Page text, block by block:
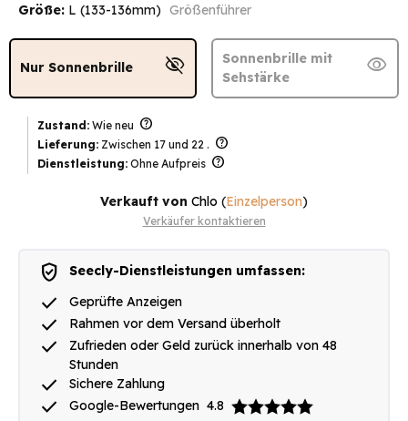
Größe: L (133-136mm) Größenführer
Nur Sonnenbrille visibility_off
Sonnenbrille mit
Sehstärke
visibility
Zustand: Wie neu help
Lieferung: Zwischen 17 und 22 . help
Dienstleistung: Ohne Aufpreis help
Verkauft von Chlo (Einzelperson)
Verkäufer kontaktieren
verified_user Seecly-Dienstleistungen umfassen:
done Geprüfte Anzeigen
done Rahmen vor dem Versand überholt
done
Zufrieden oder Geld zurück innerhalb von 48
Stunden
done Sichere Zahlung
done Google-Bewertungen 4.8